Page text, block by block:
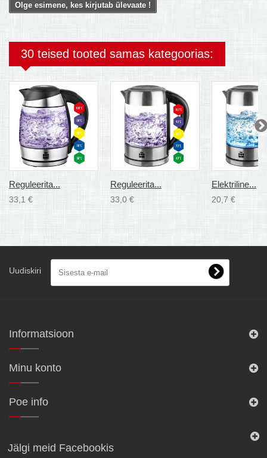
Olge esimene, kes kirjutab ülevaate !
30 teised tooted samas kategoorias:
Reguleerita...
33,1 €
Reguleerita...
33,0 €
Elektriline...
20,7 €
Uudiskiri
Informatsioon
Minu konto
Poe info
Jälgi meid Facebookis